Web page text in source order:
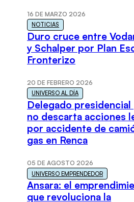
16 DE MARZO 2026
NOTICIAS
Duro cruce entre
y Schalper por Plan
Fronterizo
20 DE FEBRERO 2026
UNIVERSO AL DÍA
Delegado presidencial
no descarta acciones
por accidente de
gas en Renca
05 DE AGOSTO 2026
UNIVERSO EMPRENDEDOR
Ansara: el
que revoluciona la